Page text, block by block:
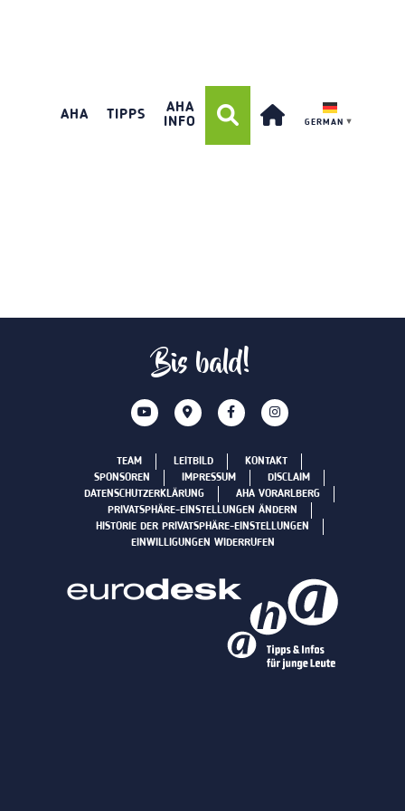
AHA TIPPS
AHA
INFO
GERMAN ▼
Bis bald!
TEAM LEITBILD
KONTAKT
SPONSOREN
IMPRESSUM
DISCLAIM
DATENSCHUTZERKLÄRUNG
AHA VORARLBERG
PRIVATSPHÄRE-EINSTELLUNGEN ÄNDERN
HISTORIE DER PRIVATSPHÄRE-EINSTELLUNGEN
EINWILLIGUNGEN WIDERRUFEN